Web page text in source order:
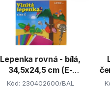
Lepenka rovná - bílá,
34,5x24,5 cm (E-
Welle)
Kód: 230402600/BAL